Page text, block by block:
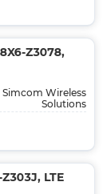
Z3078,
Simcom Wireless
Solutions
LTE